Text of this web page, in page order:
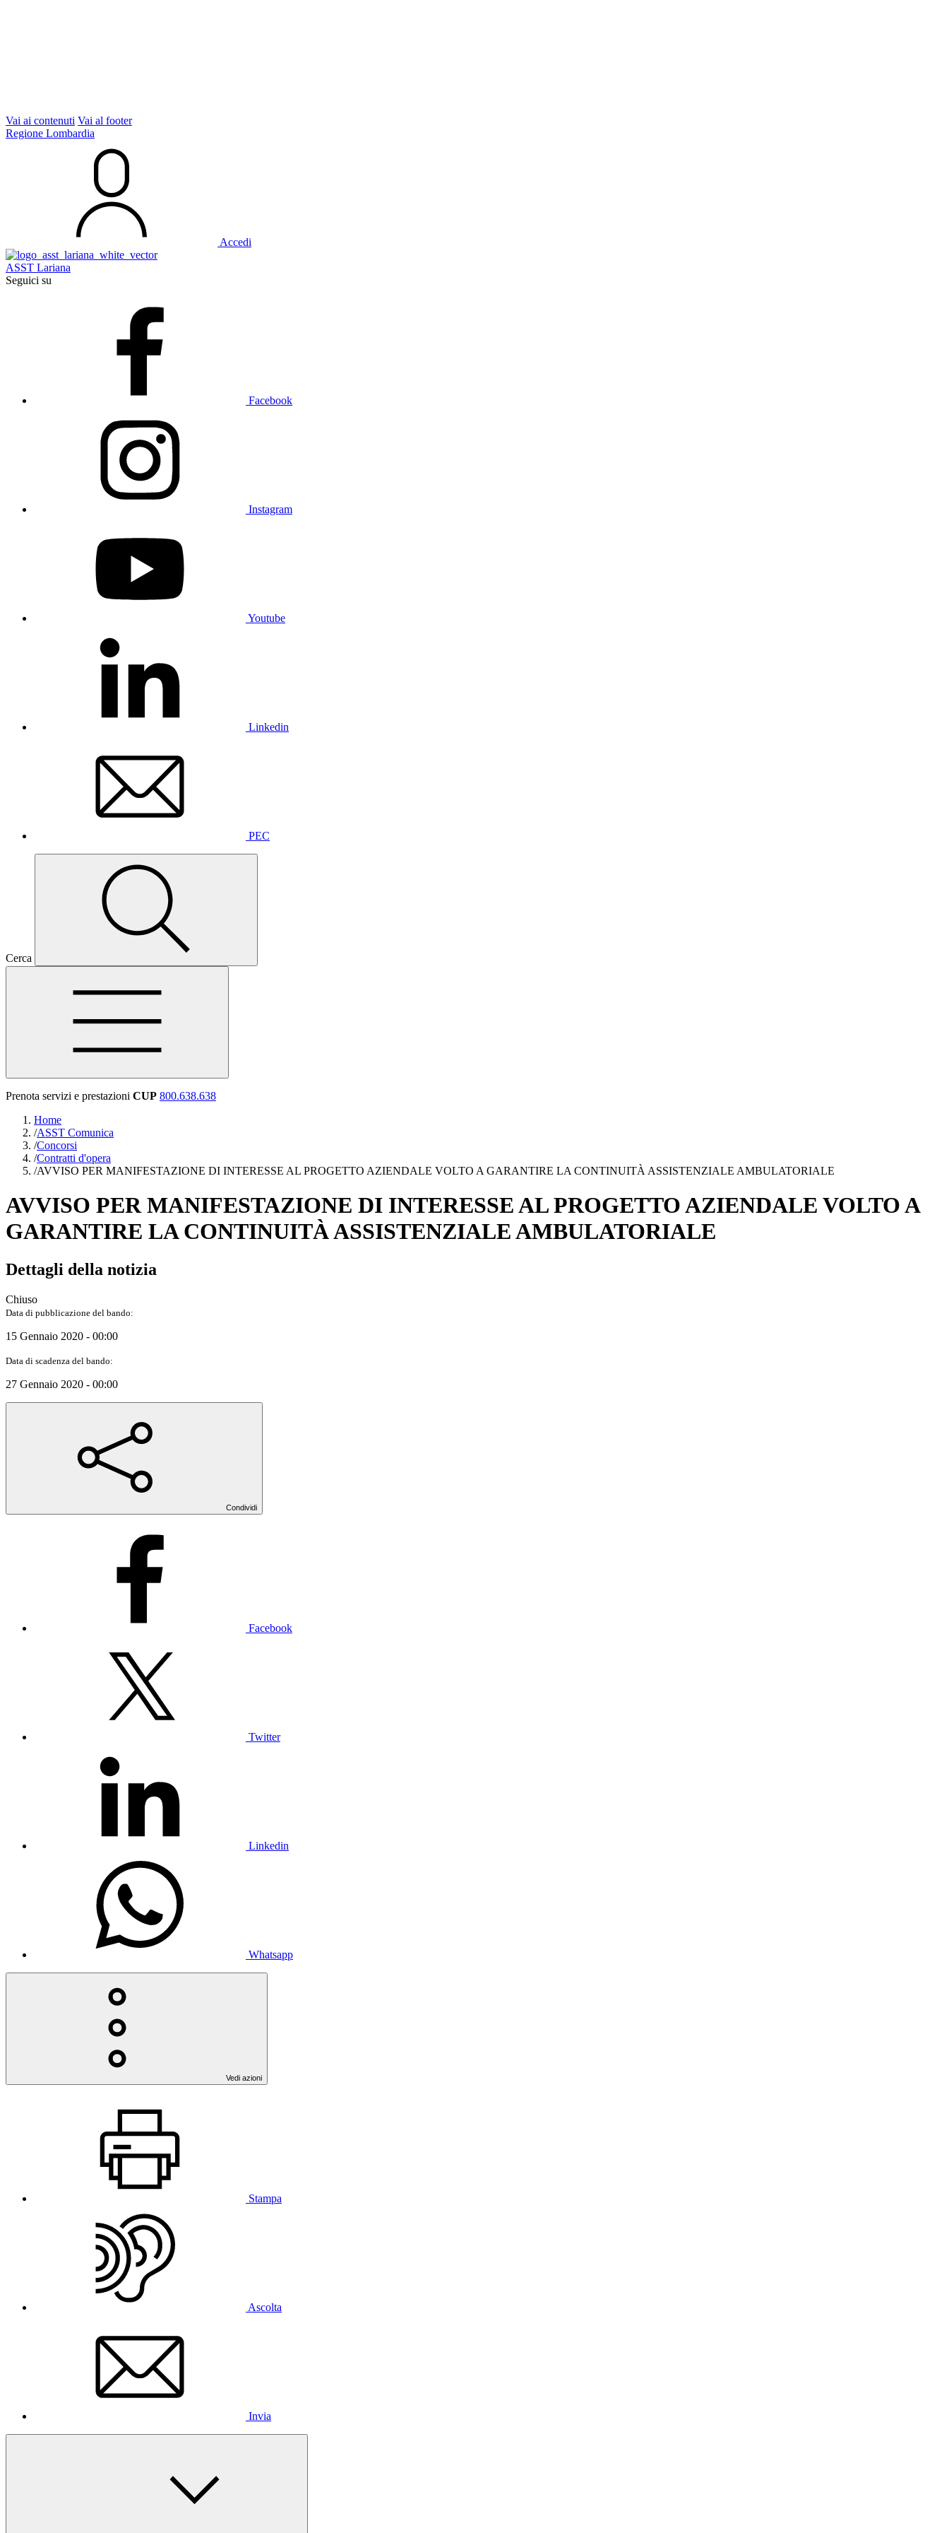
Vai ai contenuti Vai al footer
Regione Lombardia
Accedi
ASST Lariana
Seguici su
Facebook
Instagram
Youtube
Linkedin
PEC
Cerca
Prenota servizi e prestazioni CUP 800.638.638
Home
/ASST Comunica
/Concorsi
/Contratti d'opera
/AVVISO PER MANIFESTAZIONE DI INTERESSE AL PROGETTO AZIENDALE VOLTO A GARANTIRE LA CONTINUITÀ ASSISTENZIALE AMBULATORIALE
AVVISO PER MANIFESTAZIONE DI INTERESSE AL PROGETTO AZIENDALE VOLTO A
GARANTIRE LA CONTINUITÀ ASSISTENZIALE AMBULATORIALE
Dettagli della notizia
Chiuso
Data di pubblicazione del bando:
15 Gennaio 2020 - 00:00
Data di scadenza del bando:
27 Gennaio 2020 - 00:00
Condividi
Facebook
Twitter
Linkedin
Whatsapp
Vedi azioni
Stampa
Ascolta
Invia